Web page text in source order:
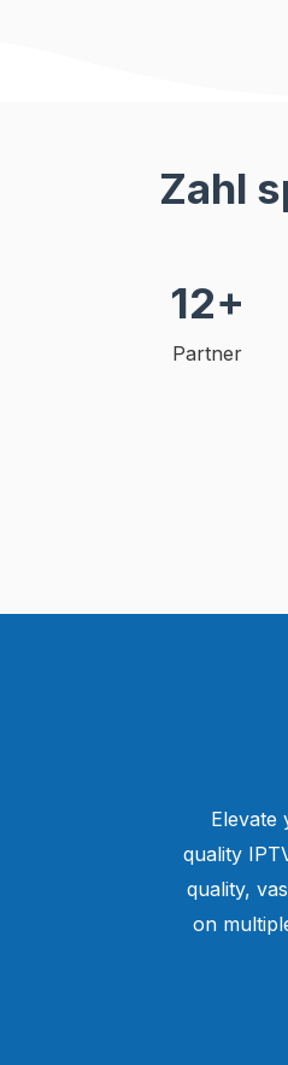
Zahl
12+
Partner
Elevate
quality
quality,
on